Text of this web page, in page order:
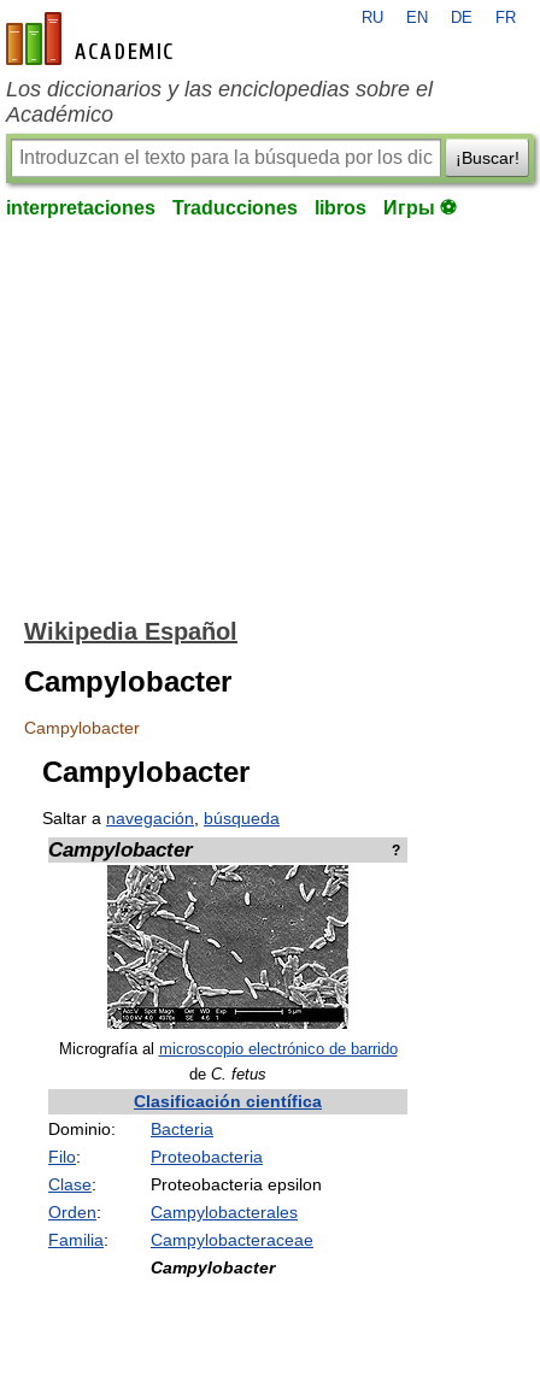
es-academic.com
RU EN DE FR
Los diccionarios y las enciclopedias sobre el
Académico
¡Buscar!
interpretaciones Traducciones libros Игры ⚽
Wikipedia Español
Campylobacter
Campylobacter
Campylobacter
Saltar a navegación búsqueda
?
Campylobacter
Micrografía al microscopio electrónico de barrido
de C. fetus
Clasificación científica
Dominio:
Bacteria
Filo:
Proteobacteria
Clase:
Proteobacteria epsilon
Orden:
Campylobacterales
Familia: Campylobacteraceae
Campylobacter